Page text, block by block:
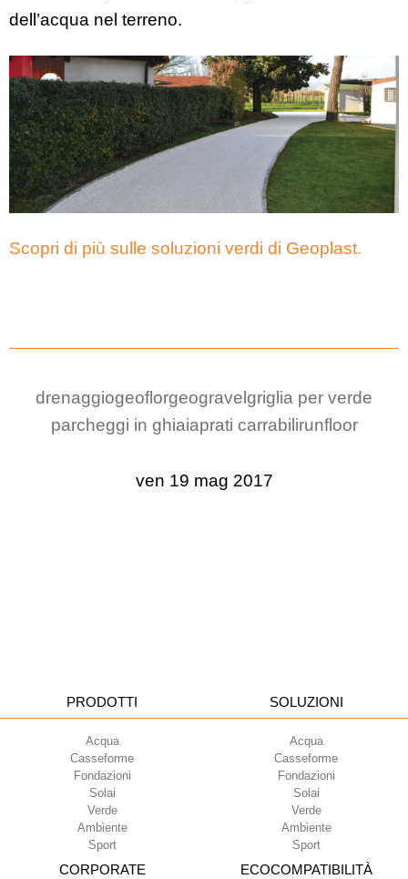
dell’acqua nel terreno.
Scopri di più sulle soluzioni verdi di Geoplast.
drenaggiogeoflorgeogravelgriglia per verde
parcheggi in ghiaiaprati carrabilirunfloor
ven 19 mag 2017
PRODOTTI
Acqua
Casseforme
Fondazioni
Solai
Verde
Ambiente
Sport
SOLUZIONI
Acqua
Casseforme
Fondazioni
Solai
Verde
Ambiente
Sport
CORPORATE ECOCOMPATIBILITÀ